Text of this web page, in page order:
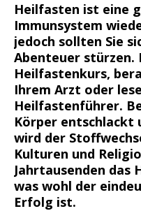
Heilfasten ist eine
Immunsystem
jedoch sollten Sie
Abenteuer stürzen.
Heilfastenkurs,
Ihrem Arzt oder
Heilfastenführer.
Körper
wird der
Kulturen und
Jahrtausenden
was wohl der
Erfolg ist.